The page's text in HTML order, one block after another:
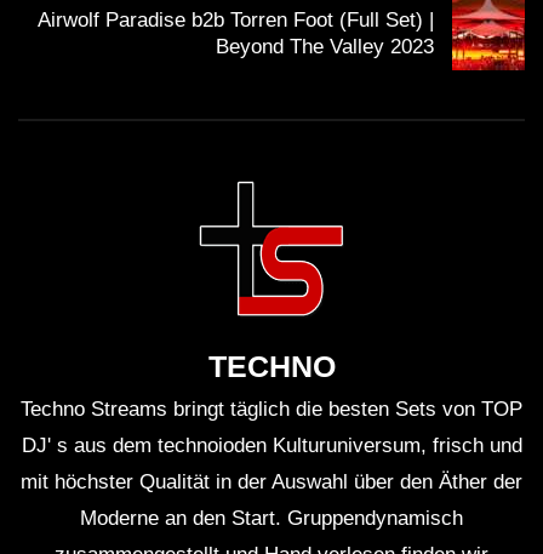
Airwolf Paradise b2b Torren Foot (Full Set) |
Beyond The Valley 2023
TECHNO
Techno Streams bringt täglich die besten Sets von TOP
DJ' s aus dem technoioden Kulturuniversum, frisch und
mit höchster Qualität in der Auswahl über den Äther der
Moderne an den Start. Gruppendynamisch